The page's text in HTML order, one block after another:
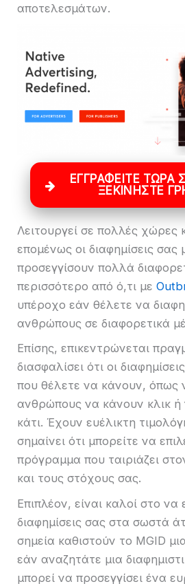
αποτελεσμάτων.
ΕΓΓΡΑΦΕΊΤΕ ΤΏΡΑ
ΞΕΚΙΝΉΣΤΕ
Λειτουργεί σε πολλές χώρες
επομένως οι διαφημίσεις
προσεγγίσουν πολλά
περισσότερο από ό,τι με
υπέροχο εάν θέλετε να
ανθρώπους σε διαφορετικά
Επίσης, επικεντρώνεται
διασφαλίσει ότι οι
που θέλετε να κάνουν, όπως
ανθρώπους να κάνουν κλικ
κάτι. Έχουν ευέλικτη
σημαίνει ότι μπορείτε να
πρόγραμμα που ταιριάζει
και τους στόχους σας.
Επιπλέον, είναι καλοί στο να
διαφημίσεις σας στα σωστά
σημεία καθιστούν το MGID
εάν αναζητάτε μια
μπορεί να προσεγγίσει ένα